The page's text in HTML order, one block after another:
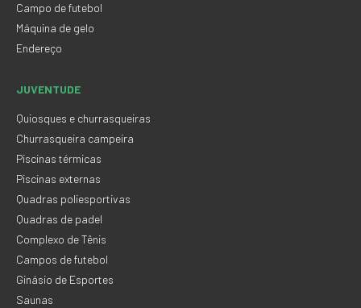
Campo de futebol
Máquina de gelo
Endereço
JUVENTUDE
Quiosques e churrasqueiras
Churrasqueira campeira
Piscinas térmicas
Piscinas externas
Quadras poliesportivas
Quadras de padel
Complexo de Tênis
Campos de futebol
Ginásio de Esportes
Saunas